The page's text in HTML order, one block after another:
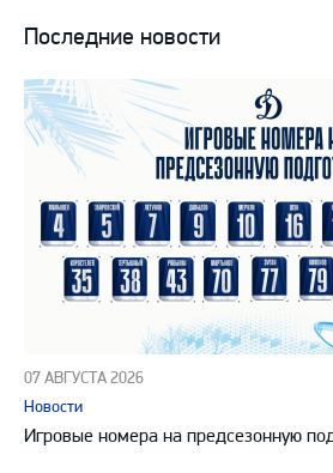
Последние новости
07 АВГУСТА 2026
Новости
Игровые номера на предсезонную